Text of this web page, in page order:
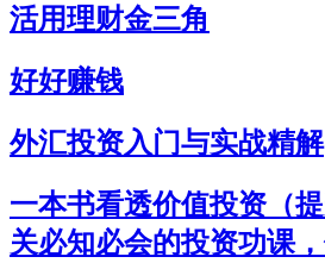
活用理财金三角
好好赚钱
外汇投资入门与实战精解
一本书看透价值投资（
关必知必会的投资功课